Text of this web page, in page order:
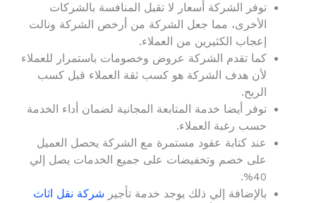
توفر الشركة أسعار لا تقبل المنافسة بالشركات
الأخرى، مما جعل الشركة من أرخص الشركة ونالت
إعجاب الكثيرين من العملاء.
كما تقدم الشركة عروض وخصومات باستمرار للعملاء
لأن هدف الشركة هو كسب ثقة العملاء قبل كسب
الربح.
توفر أيضا خدمة المتابعة المجانية لضمان أداء الخدمة
حسب رغبة العملاء.
عند كتابة عقود مستمرة مع الشركة يحصل العميل
على خصم وتخفيضات على جميع الخدمات يصل إلي
40%.
بالإضافة إلي ذلك يوجد خدمة تأجير شركة نقل اثاث